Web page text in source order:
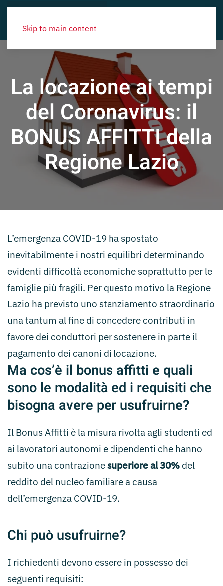
Skip to main content
La locazione ai tempi
del Coronavirus: il
BONUS AFFITTI della
Regione Lazio
L’emergenza COVID-19 ha spostato
inevitabilmente i nostri equilibri determinando
evidenti difficoltà economiche soprattutto per le
famiglie più fragili. Per questo motivo la Regione
Lazio ha previsto uno stanziamento straordinario
una tantum al fine di concedere contributi in
favore dei conduttori per sostenere in parte il
pagamento dei canoni di locazione.
Ma cos’è il bonus affitti e quali
sono le modalità ed i requisiti che
bisogna avere per usufruirne?
Il Bonus Affitti è la misura rivolta agli studenti ed
ai lavoratori autonomi e dipendenti che hanno
subito una contrazionesuperiore al 30% del
reddito del nucleo familiare a causa
dell’emergenza COVID-19.
Chi può usufruirne?
I richiedenti devono essere in possesso dei
seguenti requisiti: